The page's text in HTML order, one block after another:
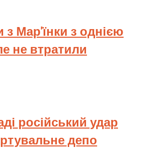
з Мар'їнки з однією
не втратили
російський удар
депо